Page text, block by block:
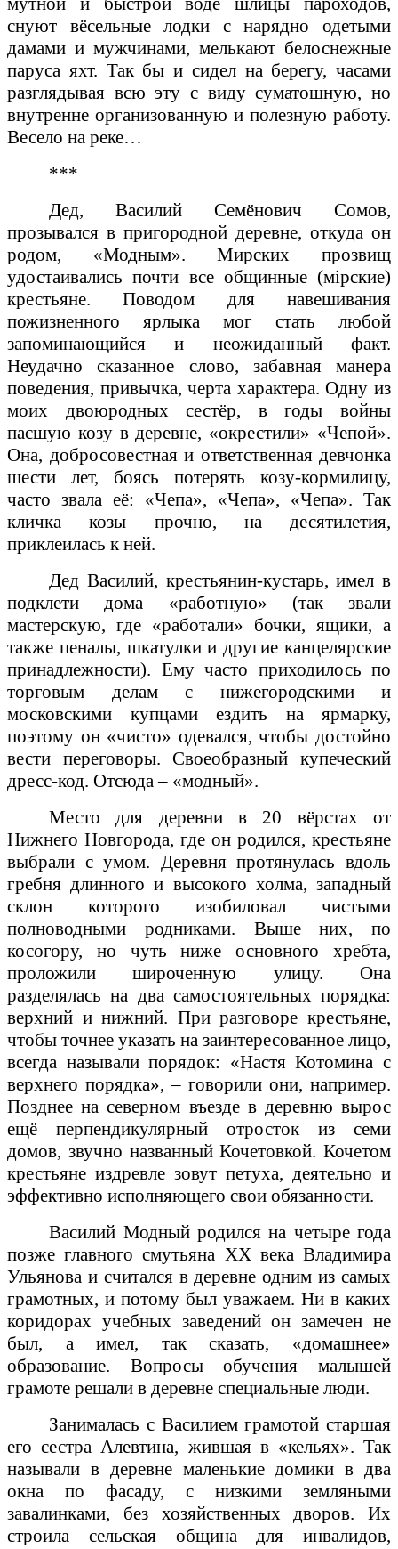
снуют вёсельные лодки с нарядно одетыми
дамами и мужчинами, мелькают белоснежные
паруса яхт. Так бы и сидел на берегу, часами
разглядывая всю эту с виду суматошную, но
внутренне организованную и полезную работу.
Весело на реке…
***
Дед, Василий Семёнович Сомов,
прозывался в пригородной деревне, откуда он
родом, «Модным». Мирских прозвищ
удостаивались почти все общинные (мiрские)
крестьяне. Поводом для навешивания
пожизненного ярлыка мог стать любой
запоминающийся и неожиданный факт.
Неудачно сказанное слово, забавная манера
поведения, привычка, черта характера. Одну из
моих двоюродных сестёр, в годы войны
пасшую козу в деревне, «окрестили» «Чепой».
Она, добросовестная и ответственная девчонка
шести лет, боясь потерять козу-кормилицу,
часто звала её: «Чепа», «Чепа», «Чепа». Так
кличка козы прочно, на десятилетия,
приклеилась к ней.
Дед Василий, крестьянин-кустарь, имел в
подклети дома «работную» (так звали
мастерскую, где «работали» бочки, ящики, а
также пеналы, шкатулки и другие канцелярские
принадлежности). Ему часто приходилось по
торговым делам с нижегородскими и
московскими купцами ездить на ярмарку,
поэтому он «чисто» одевался, чтобы достойно
вести переговоры. Своеобразный купеческий
дресс-код. Отсюда – «модный».
Место для деревни в 20 вёрстах от
Нижнего Новгорода, где он родился, крестьяне
выбрали с умом. Деревня протянулась вдоль
гребня длинного и высокого холма, западный
склон которого изобиловал чистыми
полноводными родниками. Выше них, по
косогору, но чуть ниже основного хребта,
проложили широченную улицу. Она
разделялась на два самостоятельных порядка:
верхний и нижний. При разговоре крестьяне,
чтобы точнее указать на заинтересованное лицо,
всегда называли порядок: «Настя Котомина с
верхнего порядка», – говорили они, например.
Позднее на северном въезде в деревню вырос
ещё перпендикулярный отросток из семи
домов, звучно названный Кочетовкой. Кочетом
крестьяне издревле зовут петуха, деятельно и
эффективно исполняющего свои обязанности.
Василий Модный родился на четыре года
позже главного смутьяна ХХ века Владимира
Ульянова и считался в деревне одним из самых
грамотных, и потому был уважаем. Ни в каких
коридорах учебных заведений он замечен не
был, а имел, так сказать, «домашнее»
образование. Вопросы обучения малышей
грамоте решали в деревне специальные люди.
Занималась с Василием грамотой старшая
его сестра Алевтина, жившая в «кельях». Так
называли в деревне маленькие домики в два
окна по фасаду, с низкими земляными
завалинками, без хозяйственных дворов. Их
строила сельская община для инвалидов,